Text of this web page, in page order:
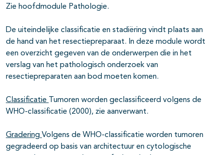
open- en dichtklappen
open- en dichtklappen
open- en dichtklappen
Zie hoofdmodule Pathologie.
De uiteindelijke classificatie en stadiëring vindt plaats aan
de hand van het resectiepreparaat. In deze module wordt
een overzicht gegeven van de onderwerpen die in het
verslag van het pathologisch onderzoek van
resectiepreparaten aan bod moeten komen.
Classificatie
Tumoren worden geclassificeerd volgens de
WHO-classificatie (2000), zie aanverwant.
Gradering Volgens de WHO-classificatie worden tumoren
gegradeerd op basis van architectuur en cytologische